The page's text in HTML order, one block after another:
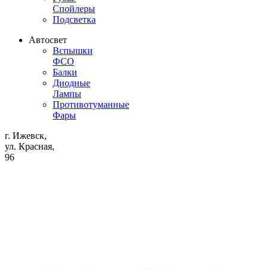
Спойлеры
Подсветка
Автосвет
Вспышки
ФСО
Балки
Диодные
Лампы
Противотуманные
Фары
г. Ижевск,
ул. Красная,
96